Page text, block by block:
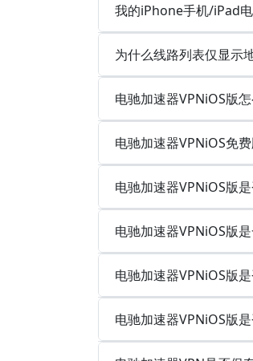
我的iPhone手机/iPad
为什么线路列表仅显示
电驰加速器VPNiOS版怎
电驰加速器VPNiOS免
电驰加速器VPNiOS版
电驰加速器VPNiOS版
电驰加速器VPNiOS版
电驰加速器VPNiOS版